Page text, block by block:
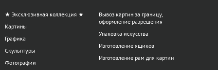
Размер кисти:Для мелких деталей предпочтительнее
узкие веерные кисти, для работы с большими
поверхностями — более широкие.
Длина и плотность ворса:Чем плотнее щетина, тем
интенсивнее мазок, более редкий ворс даст легкую
текстуру.
★ Эксклюзивная коллекция ★
Картины
Графика
Скульптуры
Фотографии
Вывоз картин за границу,
оформление разрешения
Упаковка искусства
Изготовление ящиков
Изготовление рам для картин